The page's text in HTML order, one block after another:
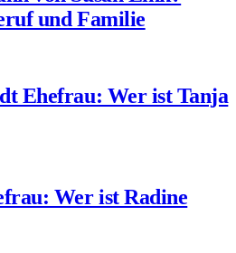
und Familie
Ehefrau: Wer ist Tanja
Wer ist Radine